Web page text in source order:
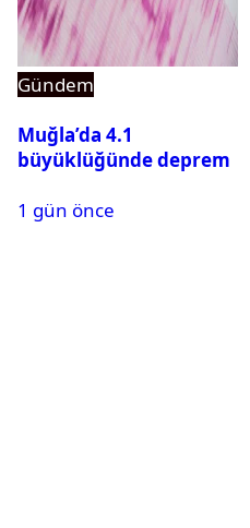
Gündem
Muğla’da 4.1
büyüklüğünde deprem
1 gün önce